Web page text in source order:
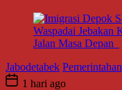
Jabodetabek Pemerintahan
1 hari ago